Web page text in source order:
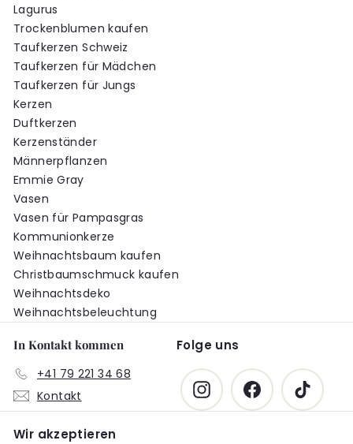
Lagurus
Trockenblumen kaufen
Taufkerzen Schweiz
Taufkerzen für Mädchen
Taufkerzen für Jungs
Kerzen
Duftkerzen
Kerzenständer
Männerpflanzen
Emmie Gray
Vasen
Vasen für Pampasgras
Kommunionkerze
Weihnachtsbaum kaufen
Christbaumschmuck kaufen
Weihnachtsdeko
Weihnachtsbeleuchtung
In Kontakt kommen
+41 79 221 34 68
Kontakt
Folge uns
InstagramFacebook TikTok
Wir akzeptieren